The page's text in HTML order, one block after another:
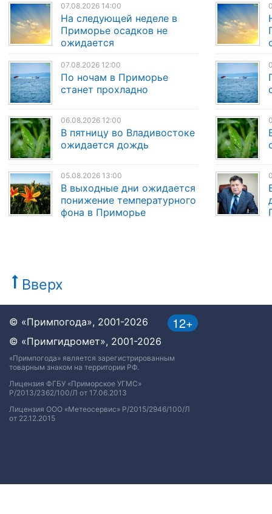
07.08.2026 14:00
На следующей неделе в
Приморье осадков не
ожидается
07.08.2026 12:00
По ночам в Приморье
станет прохладно
06.08.2026 12:00
В пятницу во Владивостоке
ожидается дождь
05.08.2026 13:00
В выходные дни ожидается
понижение температурного
фона в Приморье
Вверх
12+
© «Примпогода», 2001-2026
© «Примгидромет», 2001-2026
«Примпогода» является зарегистрированным
товарным знаком на территории РФ.
Лицензия ФГБУ «Приморское УГМС»
Р/2013/2362/100/Л от 17.06.2013
Лицензия ООО «Метеосервис» Р/2015/2946/100/Л
от 22.12.2015